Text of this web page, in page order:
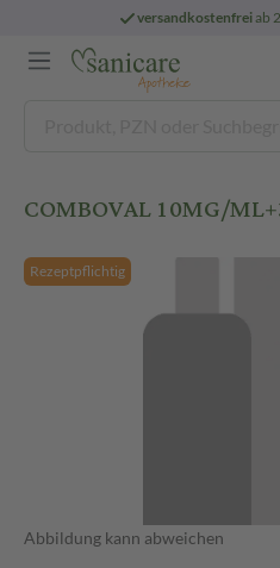
versandkostenfreiab
COMBOVAL 10MG/
Rezeptpflichtig
Abbildung kann abweichen